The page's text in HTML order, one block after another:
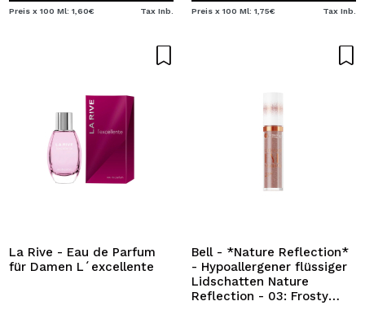
Preis x 100 Ml: 1,60€ Tax Inb. Preis x 100 Ml: 1,75€ Tax Inb.
La Rive - Eau de Parfum
für Damen L´excellente
Bell - *Nature Reflection*
- Hypoallergener flüssiger
Lidschatten Nature
Reflection - 03: Frosty